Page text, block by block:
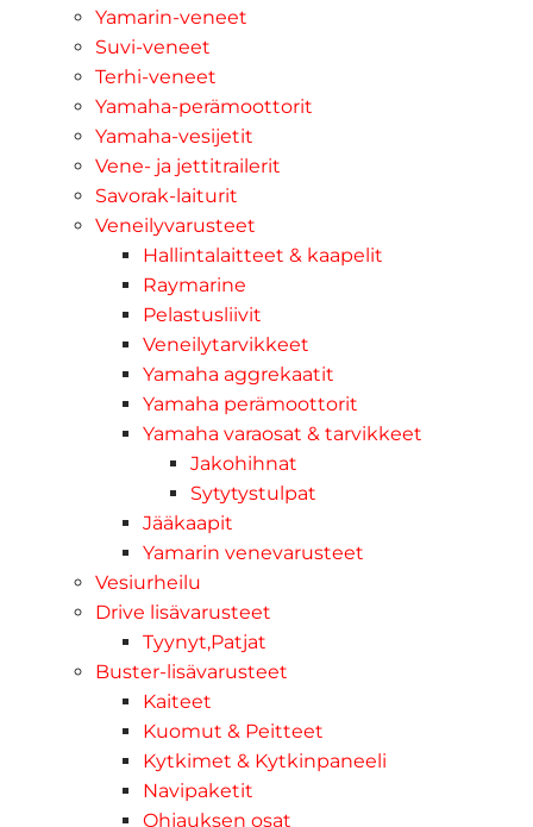
Yamarin-veneet
Suvi-veneet
Terhi-veneet
Yamaha-perämoottorit
Yamaha-vesijetit
Vene- ja jettitrailerit
Savorak-laiturit
Veneilyvarusteet
Hallintalaitteet & kaapelit
Raymarine
Pelastusliivit
Veneilytarvikkeet
Yamaha aggrekaatit
Yamaha perämoottorit
Yamaha varaosat & tarvikkeet
Jakohihnat
Sytytystulpat
Jääkaapit
Yamarin venevarusteet
Vesiurheilu
Drive lisävarusteet
Tyynyt,Patjat
Buster-lisävarusteet
Kaiteet
Kuomut & Peitteet
Kytkimet & Kytkinpaneeli
Navipaketit
Ohjauksen osat